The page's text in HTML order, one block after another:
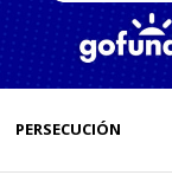
PERSECUCIÓN